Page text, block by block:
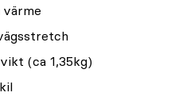
värme
(ca 1,35kg)